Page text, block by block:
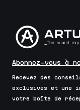
Abonnez-vous à
Recevez des
exclusives et une
votre boîte de